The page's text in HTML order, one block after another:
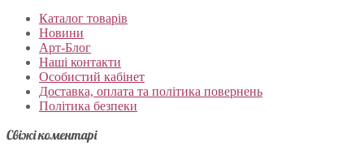
Каталог товарів
Новини
Арт-Блог
Наші контакти
Особистий кабінет
Доставка, оплата та політика повернень
Політика безпеки
Свіжі коментарі